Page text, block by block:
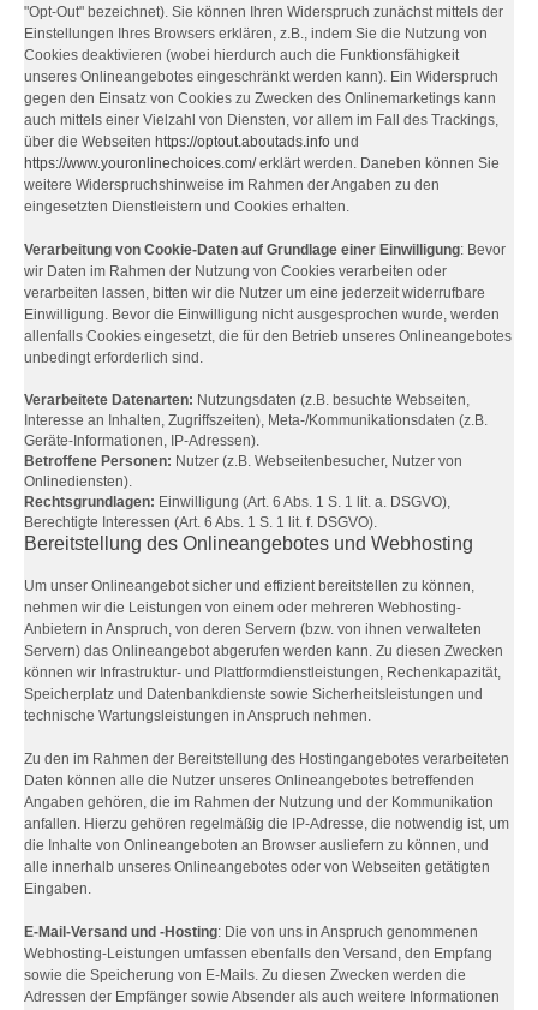
"Opt-Out" bezeichnet). Sie können Ihren Widerspruch zunächst mittels der
Einstellungen Ihres Browsers erklären, z.B., indem Sie die Nutzung von
Cookies deaktivieren (wobei hierdurch auch die Funktionsfähigkeit
unseres Onlineangebotes eingeschränkt werden kann). Ein Widerspruch
gegen den Einsatz von Cookies zu Zwecken des Onlinemarketings kann
auch mittels einer Vielzahl von Diensten, vor allem im Fall des Trackings,
über die Webseiten https://optout.aboutads.info und
https://www.youronlinechoices.com/erklärt werden. Daneben können Sie
weitere Widerspruchshinweise im Rahmen der Angaben zu den
eingesetzten Dienstleistern und Cookies erhalten.
Verarbeitung von Cookie-Daten auf Grundlage einer Einwilligung: Bevor
wir Daten im Rahmen der Nutzung von Cookies verarbeiten oder
verarbeiten lassen, bitten wir die Nutzer um eine jederzeit widerrufbare
Einwilligung. Bevor die Einwilligung nicht ausgesprochen wurde, werden
allenfalls Cookies eingesetzt, die für den Betrieb unseres Onlineangebotes
unbedingt erforderlich sind.
Verarbeitete Datenarten: Nutzungsdaten (z.B. besuchte Webseiten,
Interesse an Inhalten, Zugriffszeiten), Meta-/Kommunikationsdaten (z.B.
Geräte-Informationen, IP-Adressen).
Betroffene Personen: Nutzer (z.B. Webseitenbesucher, Nutzer von
Onlinediensten).
Rechtsgrundlagen: Einwilligung (Art. 6 Abs. 1 S. 1 lit. a. DSGVO),
Berechtigte Interessen (Art. 6 Abs. 1 S. 1 lit. f. DSGVO).
Bereitstellung des Onlineangebotes und Webhosting
Um unser Onlineangebot sicher und effizient bereitstellen zu können,
nehmen wir die Leistungen von einem oder mehreren Webhosting-
Anbietern in Anspruch, von deren Servern (bzw. von ihnen verwalteten
Servern) das Onlineangebot abgerufen werden kann. Zu diesen Zwecken
können wir Infrastruktur- und Plattformdienstleistungen, Rechenkapazität,
Speicherplatz und Datenbankdienste sowie Sicherheitsleistungen und
technische Wartungsleistungen in Anspruch nehmen.
Zu den im Rahmen der Bereitstellung des Hostingangebotes verarbeiteten
Daten können alle die Nutzer unseres Onlineangebotes betreffenden
Angaben gehören, die im Rahmen der Nutzung und der Kommunikation
anfallen. Hierzu gehören regelmäßig die IP-Adresse, die notwendig ist, um
die Inhalte von Onlineangeboten an Browser ausliefern zu können, und
alle innerhalb unseres Onlineangebotes oder von Webseiten getätigten
Eingaben.
E-Mail-Versand und -Hosting: Die von uns in Anspruch genommenen
Webhosting-Leistungen umfassen ebenfalls den Versand, den Empfang
sowie die Speicherung von E-Mails. Zu diesen Zwecken werden die
Adressen der Empfänger sowie Absender als auch weitere Informationen